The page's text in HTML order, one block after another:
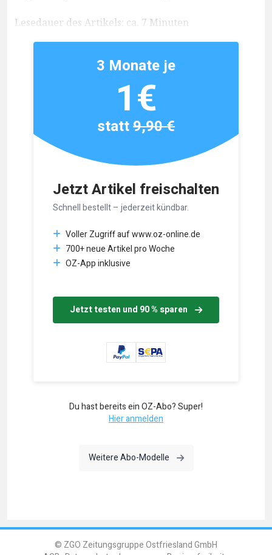
Lesedauer des Artikels: ca. 7 Minuten
Jetzt Artikel freischalten
Schnell bestellt – jederzeit kündbar.
Voller Zugriff auf www.oz-online.de
700+ neue Artikel pro Woche
OZ-App inklusive
Jetzt testen und 90 % sparen
3 Monate je
1€
statt9,90 €
Du hast bereits ein OZ-Abo? Super!
Hier anmelden
Weitere Abo-Modelle
© ZGO Zeitungsgruppe Ostfriesland GmbH